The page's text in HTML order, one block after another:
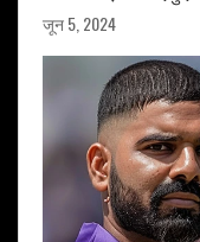
जून 5, 2024